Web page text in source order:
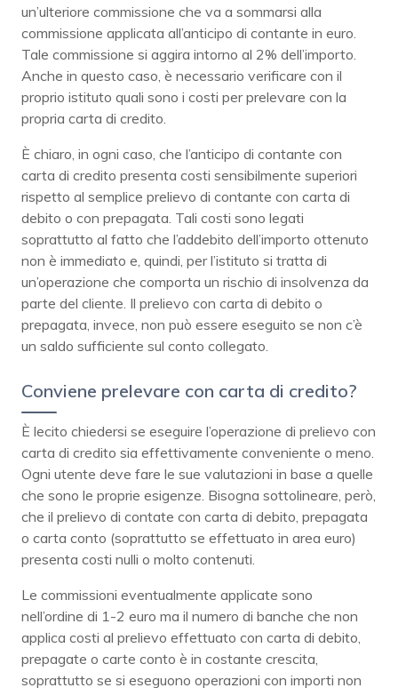
un’ulteriore commissione che va a sommarsi alla
commissione applicata all’anticipo di contante in euro.
Tale commissione si aggira intorno al 2% dell’importo.
Anche in questo caso, è necessario verificare con il
proprio istituto quali sono i costi per prelevare con la
propria carta di credito.
È chiaro, in ogni caso, che l’anticipo di contante con
carta di credito presenta costi sensibilmente superiori
rispetto al semplice prelievo di contante con carta di
debito o con prepagata. Tali costi sono legati
soprattutto al fatto che l’addebito dell’importo ottenuto
non è immediato e, quindi, per l’istituto si tratta di
un’operazione che comporta un rischio di insolvenza da
parte del cliente. Il prelievo con carta di debito o
prepagata, invece, non può essere eseguito se non c’è
un saldo sufficiente sul conto collegato.
Conviene prelevare con carta di credito?
È lecito chiedersi se eseguire l’operazione di prelievo con
carta di credito sia effettivamente conveniente o meno.
Ogni utente deve fare le sue valutazioni in base a quelle
che sono le proprie esigenze. Bisogna sottolineare, però,
che il prelievo di contate con carta di debito, prepagata
o carta conto (soprattutto se effettuato in area euro)
presenta costi nulli o molto contenuti.
Le commissioni eventualmente applicate sono
nell’ordine di 1-2 euro ma il numero di banche che non
applica costi al prelievo effettuato con carta di debito,
prepagate o carte conto è in costante crescita,
soprattutto se si eseguono operazioni con importi non